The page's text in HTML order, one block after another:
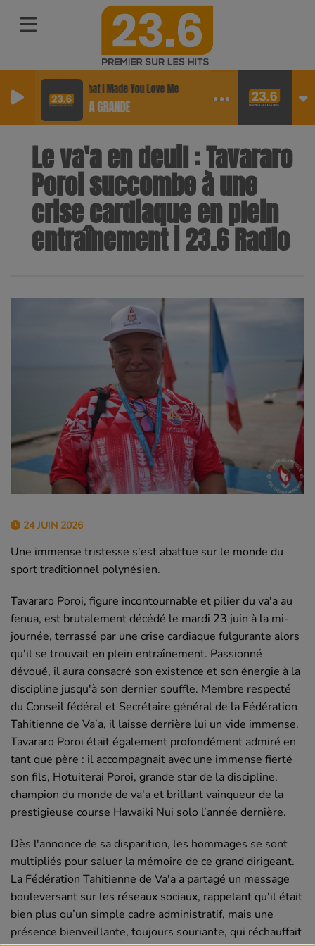
Hate That I Made You Love Me
ARIANA GRANDE
Le va'a en deuil : Tavararo
Poroi succombe à une
crise cardiaque en plein
entraînement | 23.6 Radio
24 JUIN 2026
Une immense tristesse s'est abattue sur le monde du
sport traditionnel polynésien.
Tavararo Poroi, figure incontournable et pilier du va'a au
fenua, est brutalement décédé le mardi 23 juin à la mi-
journée, terrassé par une crise cardiaque fulgurante alors
qu'il se trouvait en plein entraînement. Passionné
dévoué, il aura consacré son existence et son énergie à la
discipline jusqu'à son dernier souffle. Membre respecté
du Conseil fédéral et Secrétaire général de la Fédération
Tahitienne de Va’a, il laisse derrière lui un vide immense.
Tavararo Poroi était également profondément admiré en
tant que père : il accompagnait avec une immense fierté
son fils, Hotuiterai Poroi, grande star de la discipline,
champion du monde de va'a et brillant vainqueur de la
prestigieuse course Hawaiki Nui solo l’année dernière.
Dès l'annonce de sa disparition, les hommages se sont
multipliés pour saluer la mémoire de ce grand dirigeant.
La Fédération Tahitienne de Va'a a partagé un message
bouleversant sur les réseaux sociaux, rappelant qu'il était
bien plus qu’un simple cadre administratif, mais une
présence bienveillante, toujours souriante, qui réchauffait